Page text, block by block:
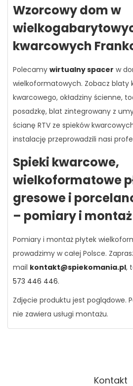
Wzorcowy dom w
kwarcowych
Polecamy wirtualny spacer w
wielkoformatowych. Zobacz blaty
kwarcowego, okładziny ścienne,
posadzkę, blat zintegrowany z
ścianę RTV ze spieków
instalację przeprowadzili nasi
Spieki kwarcowe,
wielkoformatowe
gresowe i
– pomiary i montaż
Pomiary i montaż płytek
prowadzimy w całej Polsce.
mail kontakt@spiekomania.pl,
573 446 446.
Zdjęcie produktu jest poglądowe.
nie zawiera usługi montażu.
Kontakt